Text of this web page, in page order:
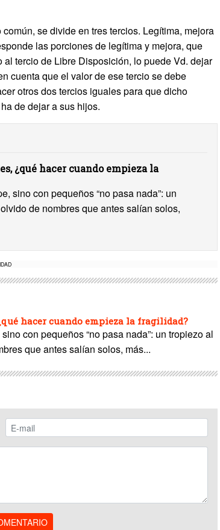
se divide en tres tercios. Legítima, mejora
las porciones de legítima y mejora, que
tercio de Libre Disposición, lo puede Vd. dejar
cuenta que el valor de ese tercio se debe
otros dos tercios iguales para que dicho
de dejar a sus hijos.
¿qué hacer cuando empieza la
sino con pequeños “no pasa nada”: un
de nombres que antes salían solos,
hacer cuando empieza la fragilidad?
con pequeños “no pasa nada”: un tropiezo al
que antes salían solos, más...